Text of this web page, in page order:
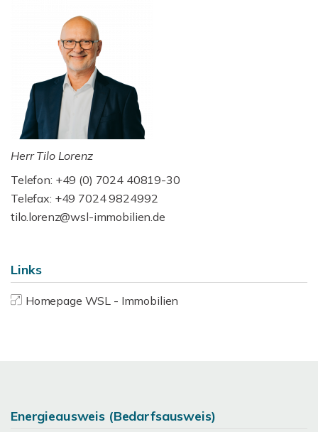
Herr Tilo Lorenz
Telefon: +49 (0) 7024 40819-30
Telefax: +49 7024 9824992
tilo.lorenz@wsl-immobilien.de
Links
Homepage WSL - Immobilien
Energieausweis (Bedarfsausweis)